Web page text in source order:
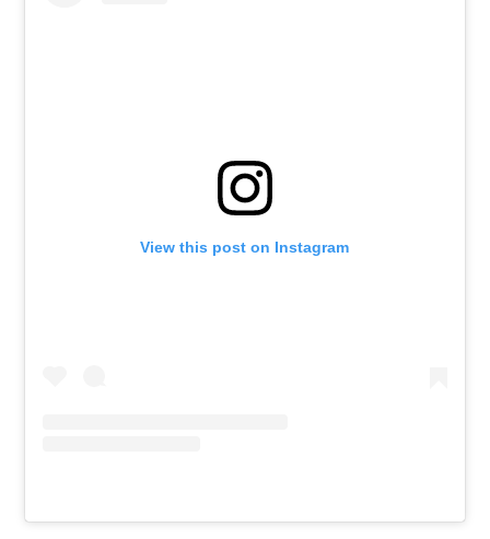
View this post on Instagram